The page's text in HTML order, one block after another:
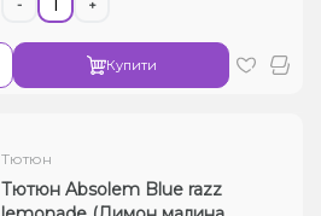
- +
Купити
Тютюн
Тютюн Absolem Blue razz